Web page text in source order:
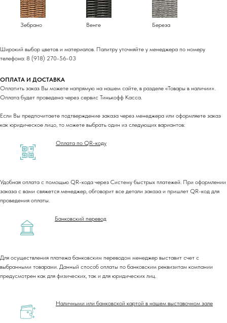
Зебрано Венге Береза
Широкий выбор цветов и материалов. Палитру уточняйте у менеджера по номеру
телефона: 8 (918) 270-56-03
ОПЛАТА И ДОСТАВКА
Оплатить заказ Вы можете напрямую на нашем сайте, в разделе «Товары в наличии».
Оплата будет проведена через сервис Тинькофф Касса.
Если Вы предпочитаете подтверждение заказа через менеджера или оформляете заказ
как юридическое лицо, то можете выбрать один из следующих вариантов:
Оплата по QR-коду
Удобная оплата с помощью QR-кода через Систему быстрых платежей. При оформлении
заказа с вами свяжется менеджер, обговорит все детали заказа и пришлет QR-код для
проведения оплаты.
Банковский перевод
Для осуществления платежа банковским переводом менеджер выставит счет с
выбранными товарами. Данный способ оплаты по банковским реквизитам компании
предусмотрен как для физических, так и для юридических лиц.
Наличными или банковской картой в нашем выставочном зале